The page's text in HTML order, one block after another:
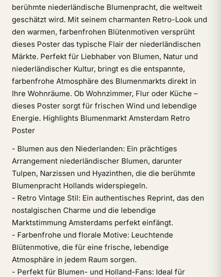
berühmte niederländische Blumenpracht, die weltweit
geschätzt wird. Mit seinem charmanten Retro-Look und
den warmen, farbenfrohen Blütenmotiven versprüht
dieses Poster das typische Flair der niederländischen
Märkte. Perfekt für Liebhaber von Blumen, Natur und
niederländischer Kultur, bringt es die entspannte,
farbenfrohe Atmosphäre des Blumenmarkts direkt in
Ihre Wohnräume. Ob Wohnzimmer, Flur oder Küche –
dieses Poster sorgt für frischen Wind und lebendige
Energie. Highlights Blumenmarkt Amsterdam Retro
Poster
- Blumen aus den Niederlanden: Ein prächtiges
Arrangement niederländischer Blumen, darunter
Tulpen, Narzissen und Hyazinthen, die die berühmte
Blumenpracht Hollands widerspiegeln.
- Retro Vintage Stil: Ein authentisches Reprint, das den
nostalgischen Charme und die lebendige
Marktstimmung Amsterdams perfekt einfängt.
- Farbenfrohe und florale Motive: Leuchtende
Blütenmotive, die für eine frische, lebendige
Atmosphäre in jedem Raum sorgen.
- Perfekt für Blumen- und Holland-Fans: Ideal für